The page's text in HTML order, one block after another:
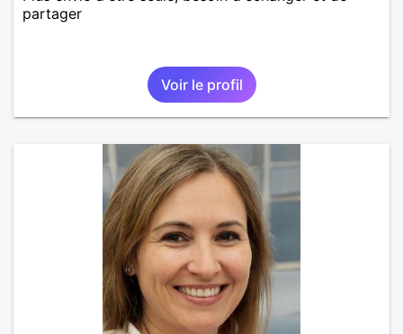
partager
Voir le profil